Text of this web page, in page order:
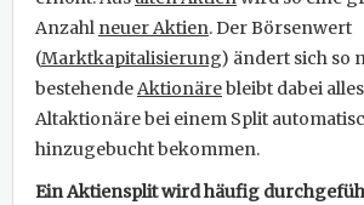
Anzahl neuer Aktien. Der Börsenwert
(Marktkapitalisierung) ändert sich so
bestehendeAktionärebleibt dabei
Altaktionäre bei einem Split
hinzugebucht bekommen.
Ein Aktiensplit wird häufig